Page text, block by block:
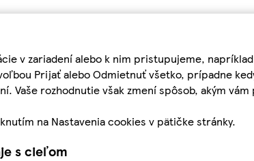
v zariadení alebo k nim pristupujeme,
Prijať alebo Odmietnuť všetko, prípadne
Vaše rozhodnutie však zmení spôsob, akým
na Nastavenia cookies v pätičke stránky.
s cieľom